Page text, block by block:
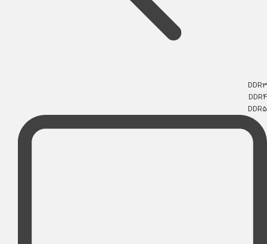
DDR3
DDR4
DDR5